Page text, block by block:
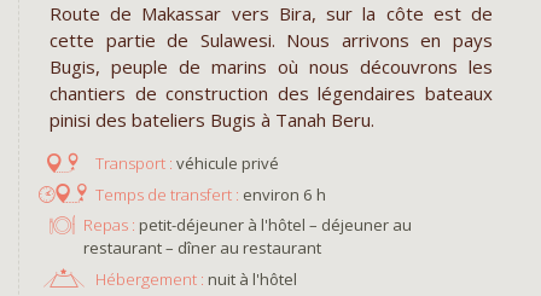
Route de Makassar vers Bira, sur la côte est de
cette partie de Sulawesi. Nous arrivons en pays
Bugis, peuple de marins où nous découvrons les
chantiers de construction des légendaires bateaux
pinisi des bateliers Bugis à Tanah Beru.
véhicule privé
environ 6 h
Repas : petit-déjeuner à l'hôtel – déjeuner au
restaurant – dîner au restaurant
Hébergement : nuit à l'hôtel